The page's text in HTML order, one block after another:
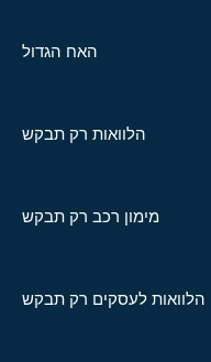
האח הגדול
הלוואות רק תבקש
מימון רכב רק תבקש
הלוואות לעסקים רק תבקש